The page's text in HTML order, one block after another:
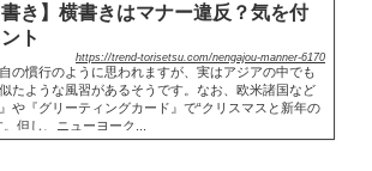
書き】横書きはマナー違反？気を付
ト
https://trend-torisetsu.com/nengajou-manner-6170
の慣行のように思われますが、実はアジアの中でも
たような風習があるそうです。なお、欧米諸国など
や『グリーティングカード』で“クリスマスと新年の
但し、ニューヨーク...